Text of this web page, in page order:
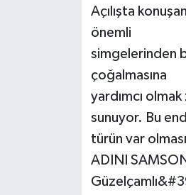
Açılışta
önemli
simgelerinden
çoğalmasına
yardımcı
sunuyor. Bu
türün var
ADINI